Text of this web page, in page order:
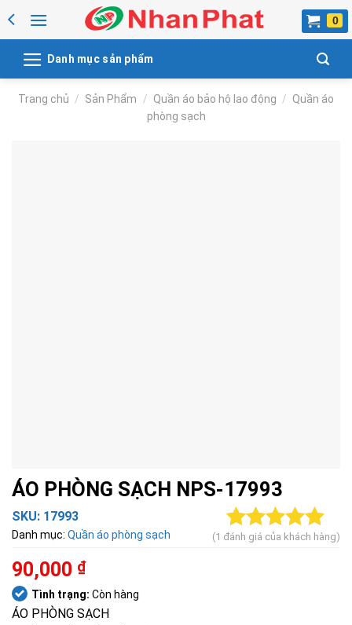
to
Danh mục sản phẩm
Trang chủ / Sản Phẩm / Quần áo bảo hộ lao động / Quần áo
phòng sạch
ÁO PHÒNG SẠCH NPS-17993
SKU: 17993
Danh mục: Quần áo phòng sạch
5.00 trên 5
1
(1 đánh giá của khách hàng)
90,000 ₫
Tình trạng: Còn hàng
ÁO PHÒNG SẠCH